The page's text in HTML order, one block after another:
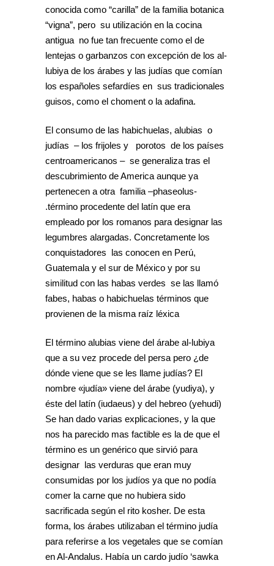
conocida como “carilla” de la familia botanica
“vigna”, pero su utilización en la cocina
antigua no fue tan frecuente como el de
lentejas o garbanzos con excepción de los al-
lubiya de los árabes y las judías que comían
los españoles sefardíes en sus tradicionales
guisos, como el choment o la adafina.
El consumo de las habichuelas, alubias o
judías – los frijoles y porotos de los países
centroamericanos – se generaliza tras el
descubrimiento de America aunque ya
pertenecen a otra familia –phaseolus-
.término procedente del latín que era
empleado por los romanos para designar las
legumbres alargadas. Concretamente los
conquistadores las conocen en Perú,
Guatemala y el sur de México y por su
similitud con las habas verdes se las llamó
fabes, habas o habichuelas términos que
provienen de la misma raíz léxica
El término alubias viene del árabe al-lubiya
que a su vez procede del persa pero ¿de
dónde viene que se les llame judías? El
nombre «judía» viene del árabe (yudiya), y
éste del latín (iudaeus) y del hebreo (yehudi)
Se han dado varias explicaciones, y la que
nos ha parecido mas factible es la de que el
término es un genérico que sirvió para
designar las verduras que eran muy
consumidas por los judíos ya que no podía
comer la carne que no hubiera sido
sacrificada según el rito kosher. De esta
forma, los árabes utilizaban el término judía
para referirse a los vegetales que se comían
en Al-Andalus. Había un cardo judío ‘sawka